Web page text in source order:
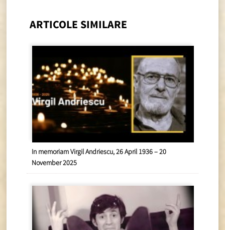
ARTICOLE SIMILARE
In memoriam Virgil Andriescu, 26 April 1936 – 20
November 2025